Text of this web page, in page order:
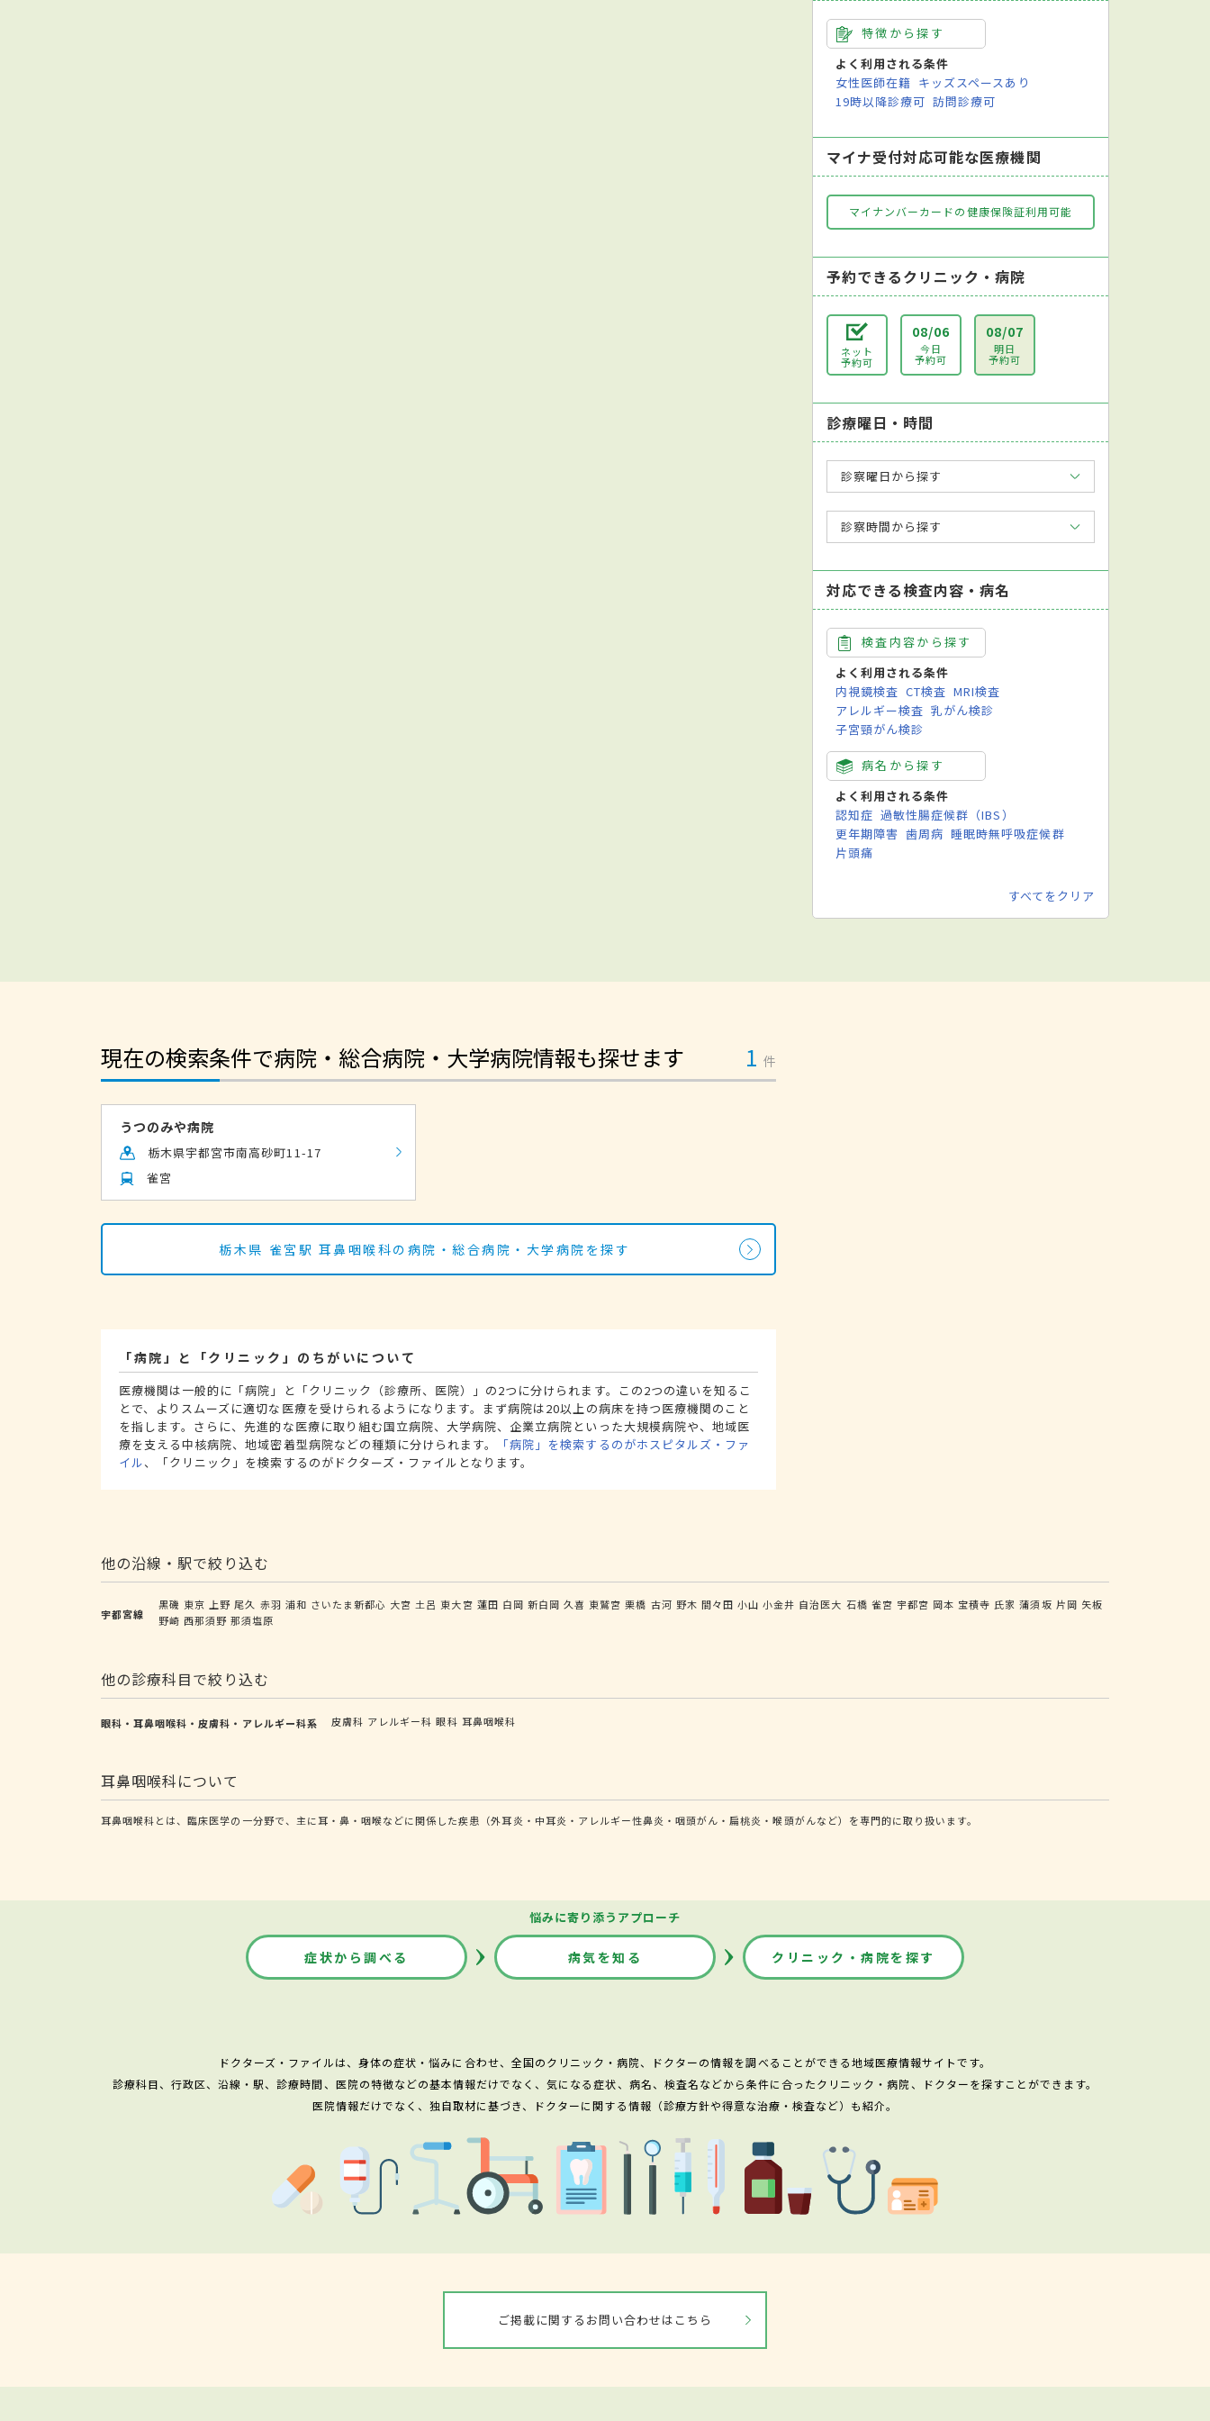
特徴から探す
よく利用される条件
女性医師在籍 キッズスペースあり
19時以降診療可 訪問診療可
マイナ受付対応可能な医療機関
マイナンバーカードの健康保険証利用可能
予約できるクリニック・病院
ネット
予約可
08/06
今日
予約可
08/07
明日
予約可
診療曜日・時間
診察曜日から探す
診察時間から探す
対応できる検査内容・病名
検査内容から探す
よく利用される条件
内視鏡検査 CT検査 MRI検査
アレルギー検査 乳がん検診
子宮頸がん検診
病名から探す
よく利用される条件
認知症 過敏性腸症候群（IBS）
更年期障害 歯周病 睡眠時無呼吸症候群
片頭痛
すべてをクリア
現在の検索条件で病院・総合病院・大学病院情報も探せます 1 件
うつのみや病院
栃木県宇都宮市南高砂町11-17
雀宮
栃木県 雀宮駅 耳鼻咽喉科の病院・総合病院・大学病院を探す
「病院」と「クリニック」のちがいについて
医療機関は一般的に「病院」と「クリニック（診療所、医院）」の2つに分けられます。この2つの違いを知るこ
とで、よりスムーズに適切な医療を受けられるようになります。まず病院は20以上の病床を持つ医療機関のこと
を指します。さらに、先進的な医療に取り組む国立病院、大学病院、企業立病院といった大規模病院や、地域医
療を支える中核病院、地域密着型病院などの種類に分けられます。
「病院」を検索するのがホスピタルズ・ファ
イル、「クリニック」を検索するのがドクターズ・ファイルとなります。
他の沿線・駅で絞り込む
宇都宮線
黒磯 東京 上野 尾久 赤羽 浦和 さいたま新都心 大宮 土呂 東大宮 蓮田 白岡 新白岡 久喜 東鷲宮 栗橋 古河 野木 間々田 小山 小金井 自治医大 石橋 雀宮 宇都宮 岡本 宝積寺 氏家 蒲須坂 片岡 矢板
野崎 西那須野 那須塩原
他の診療科目で絞り込む
眼科・耳鼻咽喉科・皮膚科・アレルギー科系 皮膚科 アレルギー科 眼科 耳鼻咽喉科
耳鼻咽喉科について
耳鼻咽喉科とは、臨床医学の一分野で、主に耳・鼻・咽喉などに関係した疾患（外耳炎・中耳炎・アレルギー性鼻炎・咽頭がん・扁桃炎・喉頭がんなど）を専門的に取り扱います。
悩みに寄り添うアプローチ
症状から調べる 病気を知る クリニック・病院を探す
ドクターズ・ファイルは、身体の症状・悩みに合わせ、全国のクリニック・病院、ドクターの情報を調べることができる地域医療情報サイトです。
診療科目、行政区、沿線・駅、診療時間、医院の特徴などの基本情報だけでなく、気になる症状、病名、検査名などから条件に合ったクリニック・病院、ドクターを探すことができます。
医院情報だけでなく、独自取材に基づき、ドクターに関する情報（診療方針や得意な治療・検査など）も紹介。
ご掲載に関するお問い合わせはこちら